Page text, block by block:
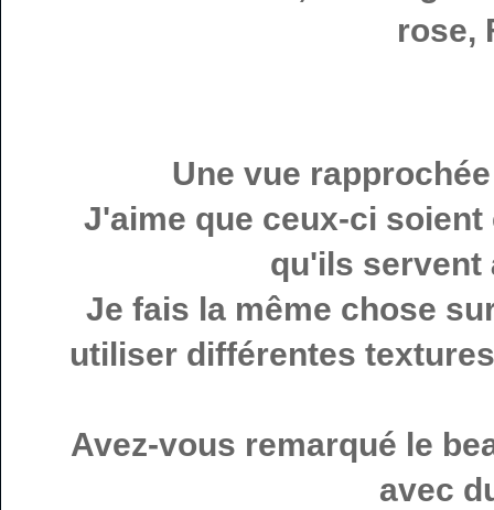
rose,
Une vue
J'aime que ceux-ci
qu'ils
Je fais la même chose
utiliser différentes
Avez-vous remarqué le
avec